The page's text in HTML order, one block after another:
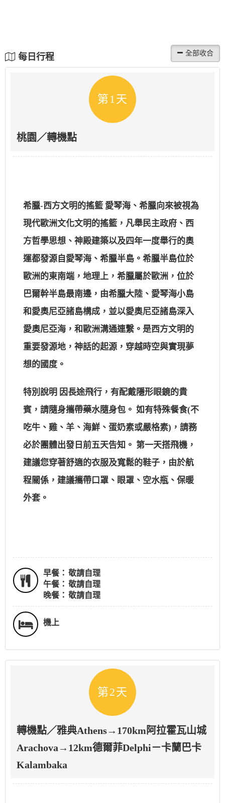
每日行程
第1天
桃園／轉機點
希臘-西方文明的搖籃 愛琴海、希臘向來被視為
現代歐洲文化文明的搖籃，凡舉民主政府、西
方哲學思想、神殿建築以及四年一度舉行的奧
運都發源自愛琴海、希臘半島。希臘半島位於
歐洲的東南端，地理上，希臘屬於歐洲，位於
巴爾幹半島最南邊，由希臘大陸、愛琴海小島
和愛奧尼亞諸島構成，並以愛奧尼亞諸島深入
愛奧尼亞海，和歐洲溝通連繫。是西方文明的
重要發源地，神話的起源，穿越時空與實現夢
想的國度。
特別說明 因長途飛行，有配戴隱形眼鏡的貴
賓，請隨身攜帶藥水隨身包。 如有特殊餐食(不
吃牛、雞、羊、海鮮、蛋奶素或嚴格素)，請務
必於團體出發日前五天告知。 第一天搭飛機，
建議您穿著舒適的衣服及寬鬆的鞋子，由於航
程關係，建議攜帶口罩、眼罩、空水瓶、保暖
外套。
早餐： 敬請自理
午餐： 敬請自理
晚餐： 敬請自理
機上
第2天
轉機點／雅典Athens→170km阿拉霍瓦山城
Arachova→12km德爾菲Delphi－卡蘭巴卡
Kalambaka